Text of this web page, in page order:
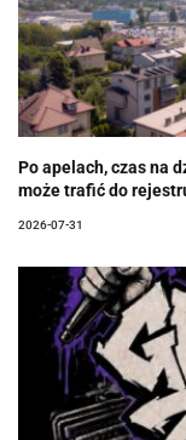
Po apelach, czas na
może trafić do
2026-07-31